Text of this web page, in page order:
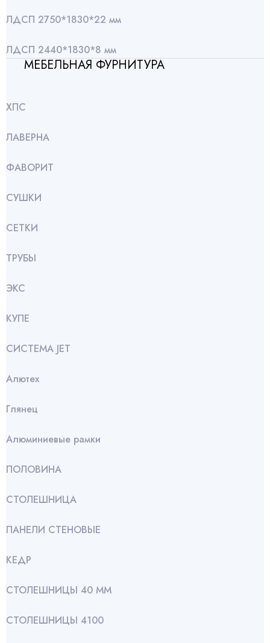
ЛДСП 2750*1830*22 мм
ЛДСП 2440*1830*8 мм
МЕБЕЛЬНАЯ ФУРНИТУРА
ХПС
ЛАВЕРНА
ФАВОРИТ
СУШКИ
СЕТКИ
ТРУБЫ
ЭКС
КУПЕ
СИСТЕМА JET
Алютех
Глянец
Алюминиевые рамки
ПОЛОВИНА
СТОЛЕШНИЦА
ПАНЕЛИ СТЕНОВЫЕ
КЕДР
СТОЛЕШНИЦЫ 40 ММ
СТОЛЕШНИЦЫ 4100